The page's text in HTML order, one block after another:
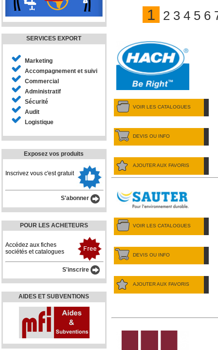
SERVICES EXPORT
Marketing
Accompagnement et suivi
Commercial
Administratif
Sécurité
Audit
Logistique
Exposez vos produits
Inscrivez vous c'est gratuit
S'abonner
POUR LES ACHETEURS
Accédez aux fiches
sociétés et catalogues
S'inscrire
AIDES ET SUBVENTIONS
1 2 3 4 5 6
VOIR LES CATALOGUES
DEVIS OU INFO
AJOUTER AUX FAVORIS
VOIR LES CATALOGUES
DEVIS OU INFO
AJOUTER AUX FAVORIS